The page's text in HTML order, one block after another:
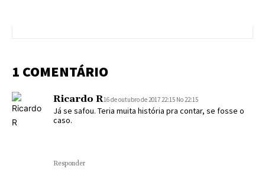
1 COMENTÁRIO
Ricardo R16 de outubro de 2017 22:15 No 22:15
Já se safou. Teria muita história pra contar, se fosse o
caso.
Responder